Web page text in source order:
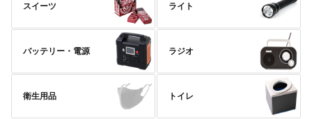
スイーツ ライト
バッテリー・電源 ラジオ
衛生用品 トイレ